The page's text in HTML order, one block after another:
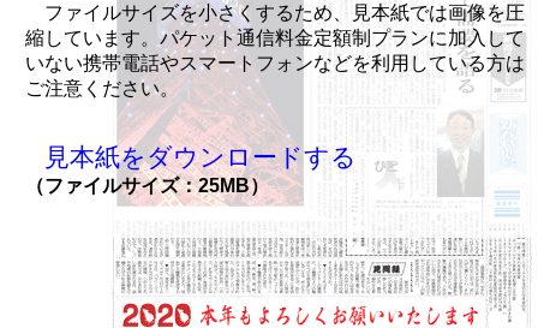
ファイルサイズを小さくするため、見本紙では画像を圧
縮しています。パケット通信料金定額制プランに加入して
いない携帯電話やスマートフォンなどを利用している方は
ご注意ください。
見本紙をダウンロードする
（ファイルサイズ：25MB）